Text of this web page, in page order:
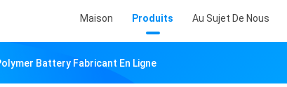
Maison Produits Au Sujet De Nous
Battery Fabricant En Ligne